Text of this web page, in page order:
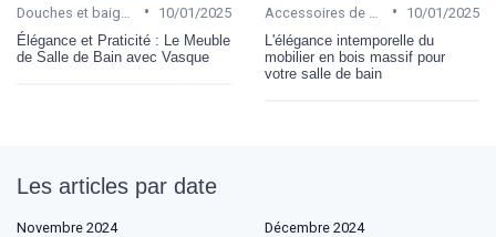
•
10/01/2025
Élégance et Praticité : Le Meuble
de Salle de Bain avec Vasque
•
10/01/2025
L'élégance intemporelle du
mobilier en bois massif pour
votre salle de bain
Les articles par date
Novembre 2024
Décembre 2024